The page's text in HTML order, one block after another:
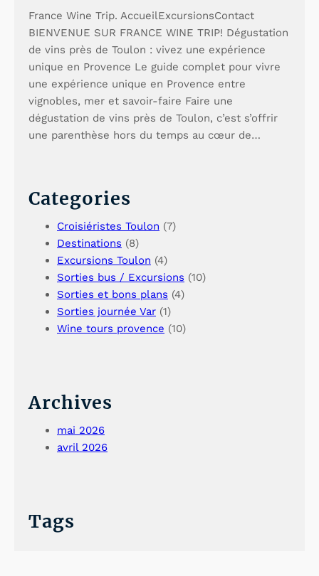
France Wine Trip. AccueilExcursionsContact
BIENVENUE SUR FRANCE WINE TRIP! Dégustation
de vins près de Toulon : vivez une expérience
unique en Provence Le guide complet pour vivre
une expérience unique en Provence entre
vignobles, mer et savoir-faire Faire une
dégustation de vins près de Toulon, c’est s’offrir
une parenthèse hors du temps au cœur de…
Categories
Croisiéristes Toulon (7)
Destinations (8)
Excursions Toulon (4)
Sorties bus / Excursions (10)
Sorties et bons plans (4)
Sorties journée Var (1)
Wine tours provence (10)
Archives
mai 2026
avril 2026
Tags